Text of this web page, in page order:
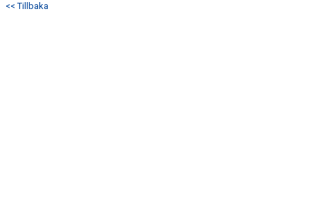
<< Tillbaka